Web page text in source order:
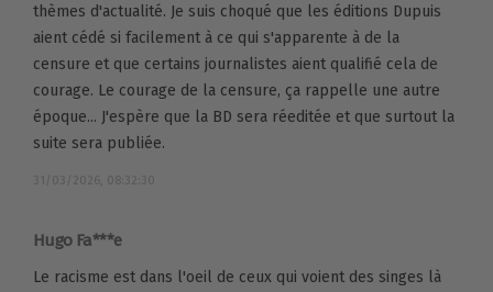
thèmes d'actualité. Je suis choqué que les éditions Dupuis
aient cédé si facilement à ce qui s'apparente à de la
censure et que certains journalistes aient qualifié cela de
courage. Le courage de la censure, ça rappelle une autre
époque... J'espère que la BD sera réeditée et que surtout la
suite sera publiée.
31/03/2026, 08:32:30
Hugo Fa***e
Le racisme est dans l'oeil de ceux qui voient des singes là